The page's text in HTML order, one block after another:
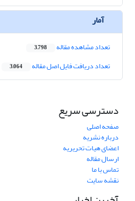
آمار
تعداد مشاهده مقاله 3,798
تعداد دریافت فایل اصل مقاله 3,064
دسترسی سریع
صفحه اصلی
درباره نشریه
اعضای هیات تحریریه
ارسال مقاله
تماس با ما
نقشه سایت